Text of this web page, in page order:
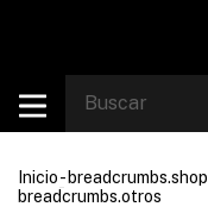
Inicio- breadcrumbs.shop
breadcrumbs.otros